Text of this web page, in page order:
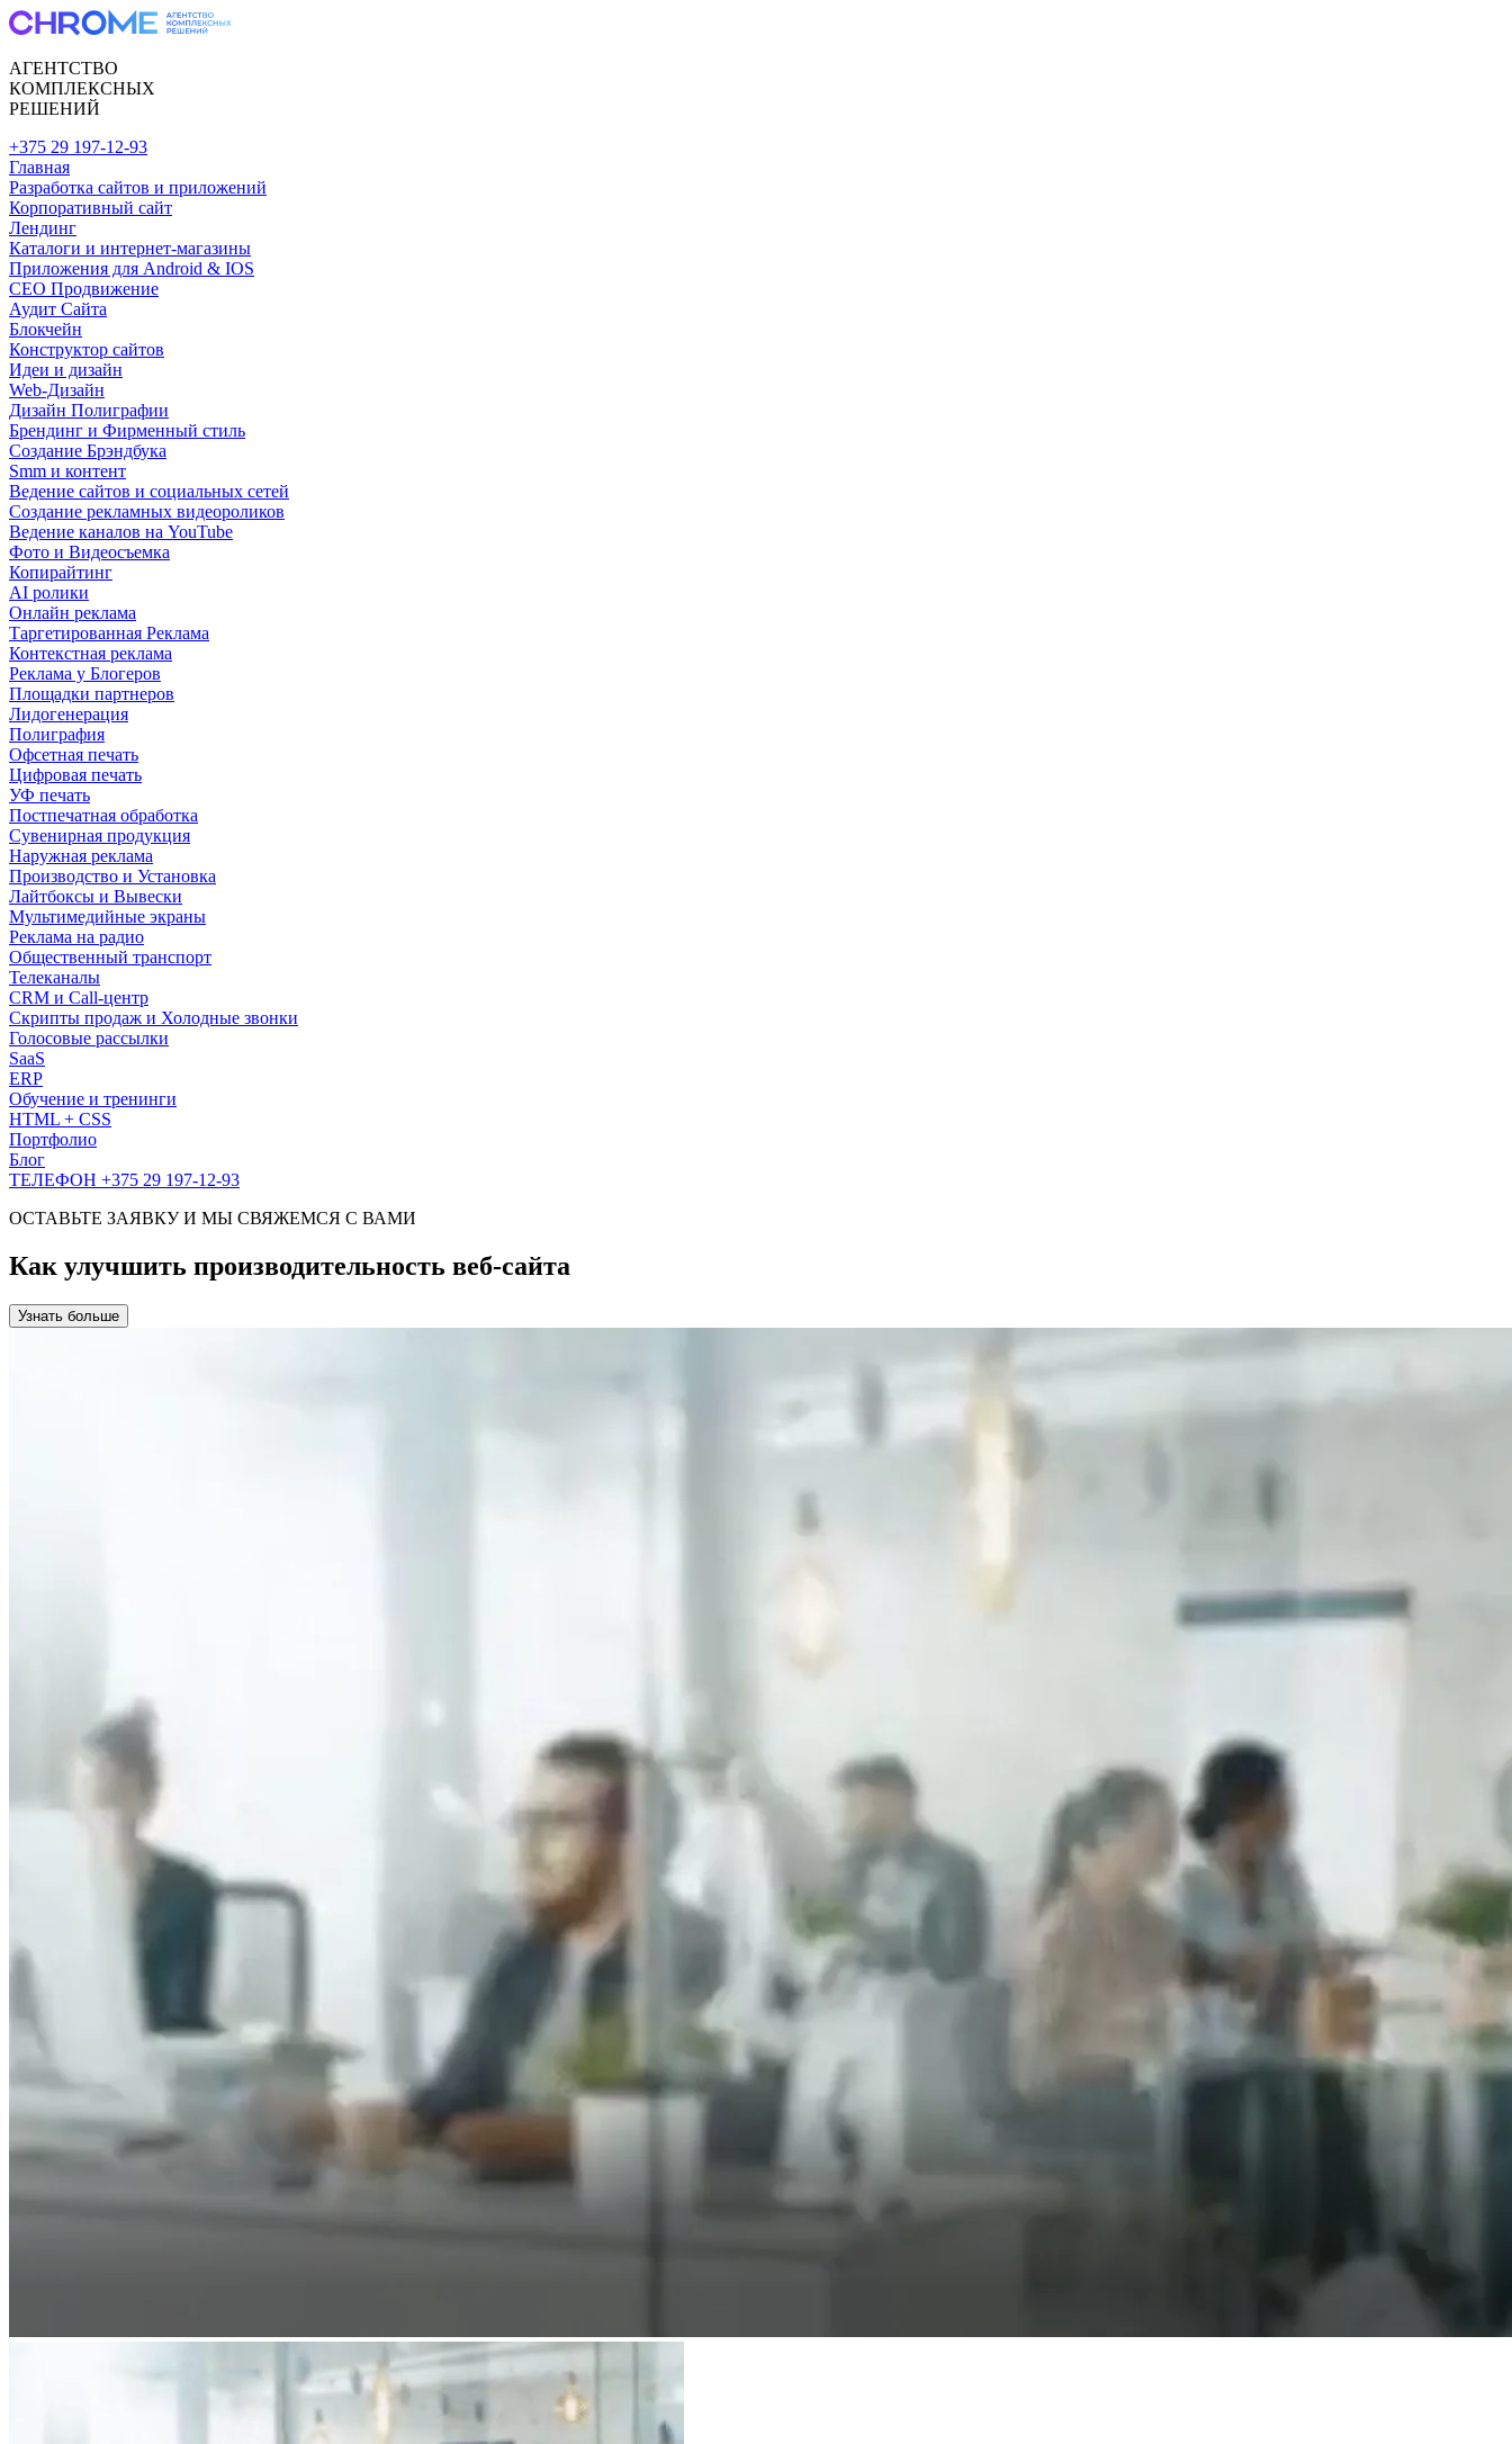
АГЕНТСТВО
КОМПЛЕКСНЫХ
РЕШЕНИЙ
+375 29 197-12-93
Главная
Разработка сайтов и приложений
Корпоративный сайт
Лендинг
Каталоги и интернет-магазины
Приложения для Android & IOS
CEO Продвижение
Аудит Сайта
Блокчейн
Конструктор сайтов
Идеи и дизайн
Web-Дизайн
Дизайн Полиграфии
Брендинг и Фирменный стиль
Создание Брэндбука
Smm и контент
Ведение сайтов и социальных сетей
Создание рекламных видеороликов
Ведение каналов на YouTube
Фото и Видеосъемка
Копирайтинг
AI ролики
Онлайн реклама
Таргетированная Реклама
Контекстная реклама
Реклама у Блогеров
Площадки партнеров
Лидогенерация
Полиграфия
Офсетная печать
Цифровая печать
УФ печать
Постпечатная обработка
Сувенирная продукция
Наружная реклама
Производство и Установка
Лайтбоксы и Вывески
Мультимедийные экраны
Реклама на радио
Общественный транспорт
Телеканалы
CRM и Call-центр
Скрипты продаж и Холодные звонки
Голосовые рассылки
SaaS
ERP
Обучение и тренинги
HTML + CSS
Портфолио
Блог
ТЕЛЕФОН +375 29 197-12-93
ОСТАВЬТЕ ЗАЯВКУ И МЫ СВЯЖЕМСЯ С ВАМИ
Как улучшить производительность веб-сайта
Узнать больше